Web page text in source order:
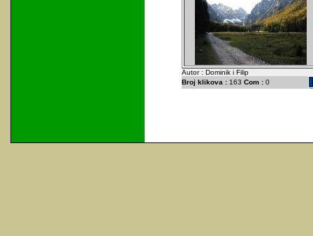
Autor : Dominik i Filip
Broj klikova :163 Com :0